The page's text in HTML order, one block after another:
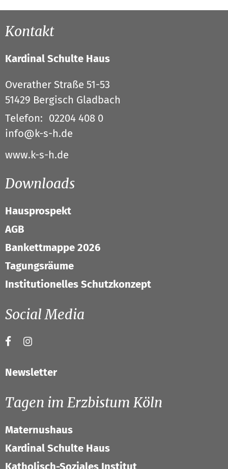
Kontakt
Kardinal Schulte Haus
Overather Straße 51-53
51429 Bergisch Gladbach
Telefon: 02204 408 0
info@k-s-h.de
www.k-s-h.de
Downloads
Hausprospekt
AGB
Bankettmappe 2026
Tagungsräume
Institutionelles Schutzkonzept
Social Media
Newsletter
Tagen im Erzbistum Köln
Maternushaus
Kardinal Schulte Haus
Katholisch-Soziales Institut